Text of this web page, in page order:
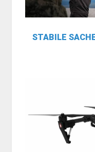
STABILE